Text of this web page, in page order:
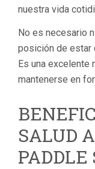
nuestra vida
No es necesario
posición de estar
Es una excelente
mantenerse en
SALUD
PADDLE